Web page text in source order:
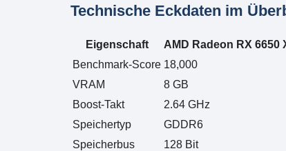
Technische Eckdaten im
Eigenschaft AMD Radeon RX 6650
Benchmark-Score 18,000
VRAM
8 GB
Boost-Takt
2.64 GHz
Speichertyp
GDDR6
Speicherbus
128 Bit